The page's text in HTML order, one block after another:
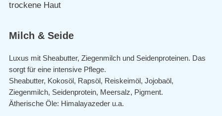
Milch & Seide
Luxus mit Sheabutter, Ziegenmilch und Seidenproteinen. Das
sorgt für eine intensive Pflege.
Sheabutter, Kokosöl, Rapsöl, Reiskeimöl, Jojobaöl,
Ziegenmilch, Seidenprotein, Meersalz, Pigment.
Ätherische Öle: Himalayazeder u.a.